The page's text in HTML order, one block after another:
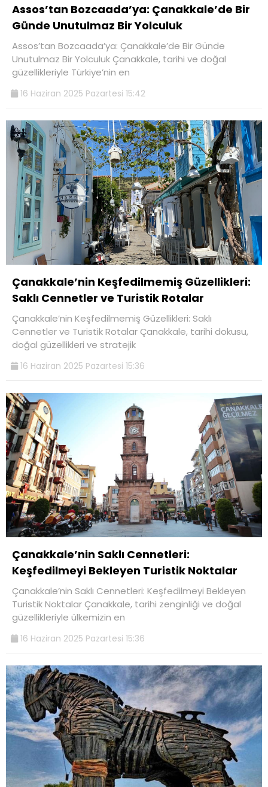
Assos’tan Bozcaada’ya: Çanakkale’de Bir
Günde Unutulmaz Bir Yolculuk
Assos’tan Bozcaada’ya: Çanakkale’de Bir Günde
Unutulmaz Bir Yolculuk Çanakkale, tarihi ve doğal
güzellikleriyle Türkiye’nin en
16 Haziran 2025 Pazartesi 15:42
Çanakkale’nin Keşfedilmemiş Güzellikleri:
Saklı Cennetler ve Turistik Rotalar
Çanakkale’nin Keşfedilmemiş Güzellikleri: Saklı
Cennetler ve Turistik Rotalar Çanakkale, tarihi dokusu,
doğal güzellikleri ve stratejik
16 Haziran 2025 Pazartesi 15:36
Çanakkale’nin Saklı Cennetleri:
Keşfedilmeyi Bekleyen Turistik Noktalar
Çanakkale’nin Saklı Cennetleri: Keşfedilmeyi Bekleyen
Turistik Noktalar Çanakkale, tarihi zenginliği ve doğal
güzellikleriyle ülkemizin en
16 Haziran 2025 Pazartesi 15:36